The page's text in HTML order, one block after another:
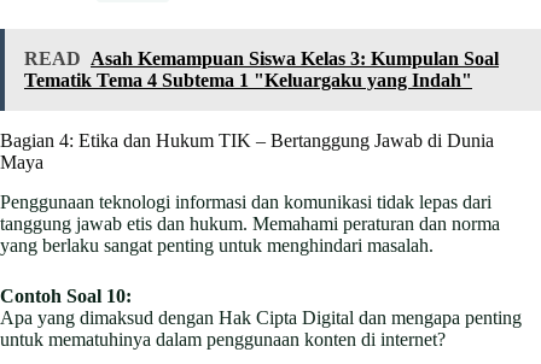
READ Asah Kemampuan Siswa Kelas 3: Kumpulan Soal
Tematik Tema 4 Subtema 1 "Keluargaku yang Indah"
Bagian 4: Etika dan Hukum TIK – Bertanggung Jawab di Dunia
Maya
Penggunaan teknologi informasi dan komunikasi tidak lepas dari
tanggung jawab etis dan hukum. Memahami peraturan dan norma
yang berlaku sangat penting untuk menghindari masalah.
Contoh Soal 10:
Apa yang dimaksud dengan Hak Cipta Digital dan mengapa penting
untuk mematuhinya dalam penggunaan konten di internet?